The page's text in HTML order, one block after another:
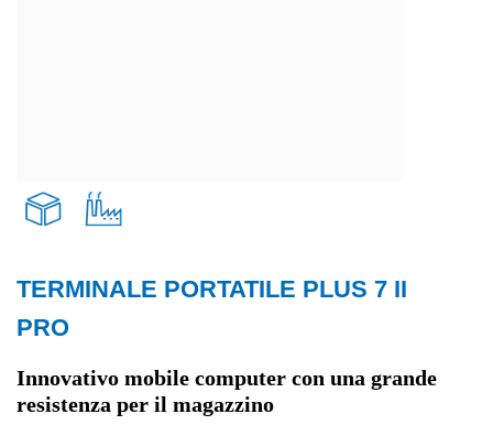
Produzione
TERMINALE PORTATILE PLUS 7 II
PRO
Innovativo mobile computer con una grande
resistenza per il magazzino